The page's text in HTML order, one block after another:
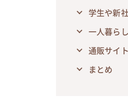
学生や新
一人暮ら
通販サイ
まとめ